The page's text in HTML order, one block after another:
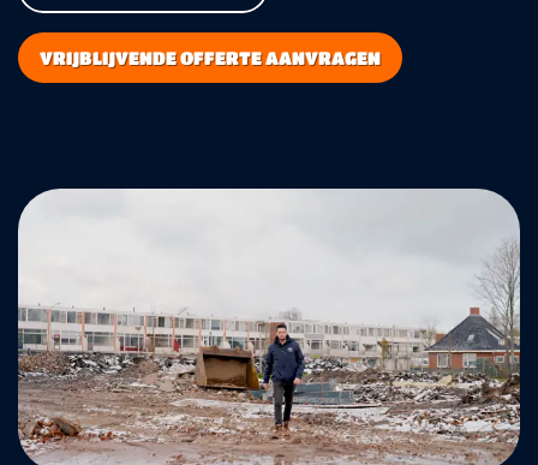
VRIJBLIJVENDE OFFERTE AANVRAGEN